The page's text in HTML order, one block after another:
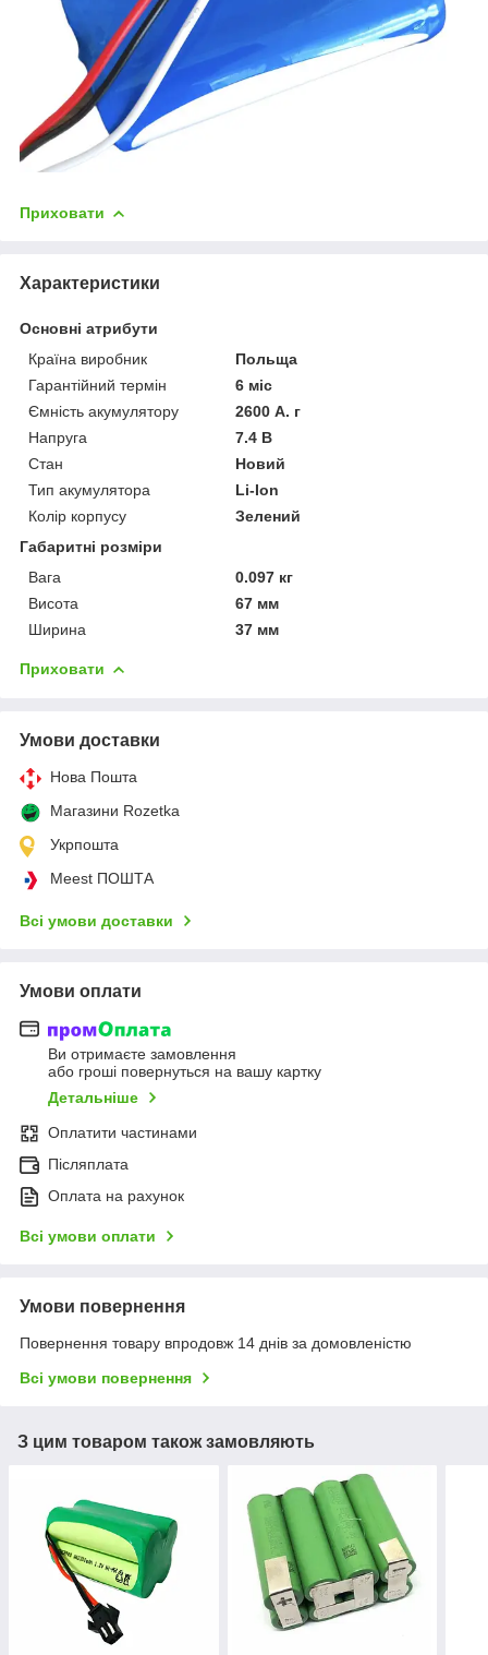
Приховати
Характеристики
Основні атрибути
Країна виробник
Польща
Гарантійний термін
6 міс
Ємність акумулятору
2600 А. г
Напруга
7.4 В
Стан
Новий
Тип акумулятора
Li-Ion
Колір корпусу
Зелений
Габаритні розміри
Вага
0.097 кг
Висота
67 мм
Ширина
37 мм
Приховати
Умови доставки
Нова Пошта
Магазини Rozetka
Укрпошта
Meest ПОШТА
Всі умови доставки
Умови оплати
Ви отримаєте замовлення
або гроші повернуться на вашу картку
Детальніше
Оплатити частинами
Післяплата
Оплата на рахунок
Всі умови оплати
Умови повернення
Повернення товару впродовж 14 днів за домовленістю
Всі умови повернення
З цим товаром також замовляють